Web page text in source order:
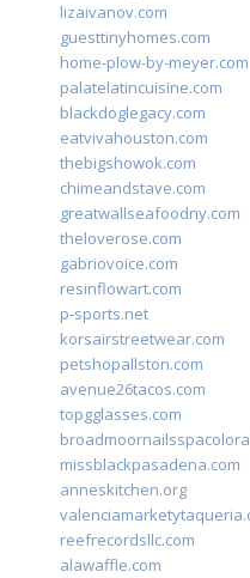
lizaivanov.com
guesttinyhomes.com
home-plow-by-meyer.com
palatelatincuisine.com
blackdoglegacy.com
eatvivahouston.com
thebigshowok.com
chimeandstave.com
greatwallseafoodny.com
theloverose.com
gabriovoice.com
resinflowart.com
p-sports.net
korsairstreetwear.com
petshopallston.com
avenue26tacos.com
topgglasses.com
missblackpasadena.com
anneskitchen.org
reefrecordsllc.com
alawaffle.com